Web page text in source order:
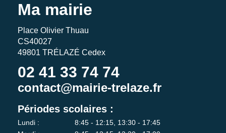
Ma mairie
Place Olivier Thuau
CS40027
49801 TRÉLAZÉ Cedex
02 41 33 74 74
contact@mairie-trelaze.fr
Périodes scolaires :
Lundi :
8:45 - 12:15, 13:30 - 17:45